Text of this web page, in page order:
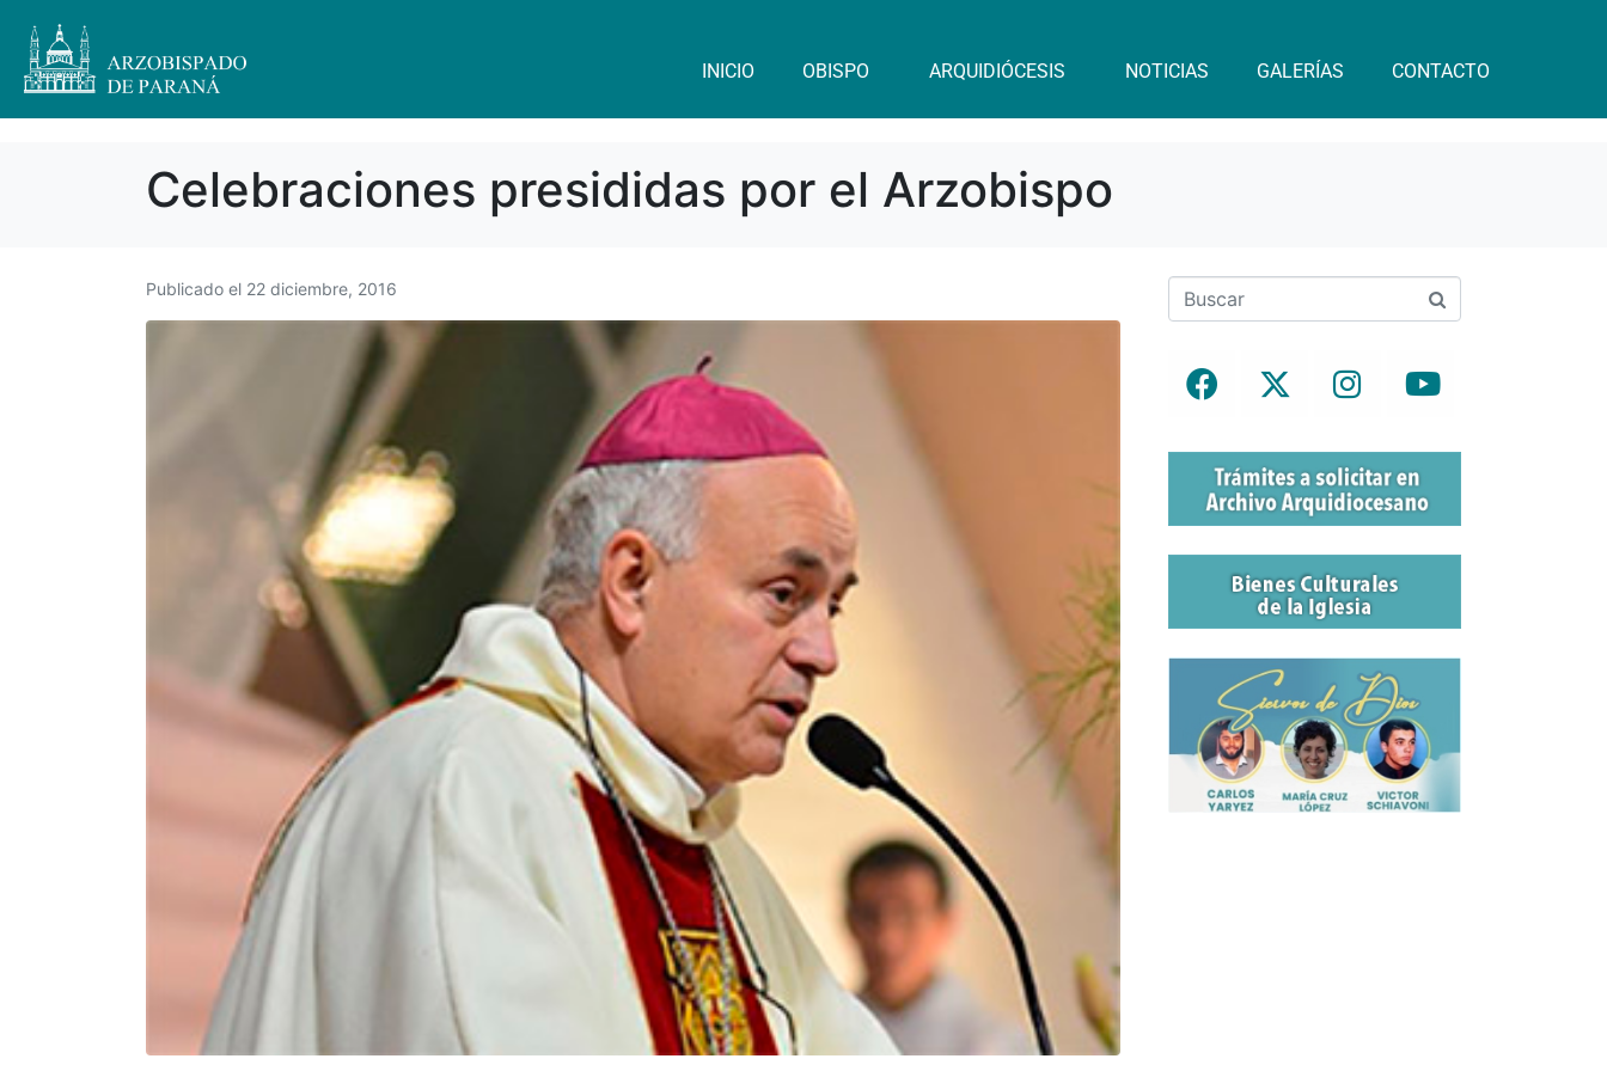
INICIO OBISPO ARQUIDIÓCESIS NOTICIAS GALERÍAS CONTACTO
Celebraciones presididas por el Arzobispo
Publicado el 22 diciembre, 2016